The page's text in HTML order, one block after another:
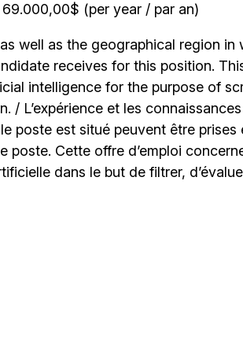
(per year / par an)
well as the geographical region in
receives for this position.
intelligence for the purpose of
L’expérience et les
poste est situé peuvent être prises
poste. Cette offre d’emploi
dans le but de filtrer,